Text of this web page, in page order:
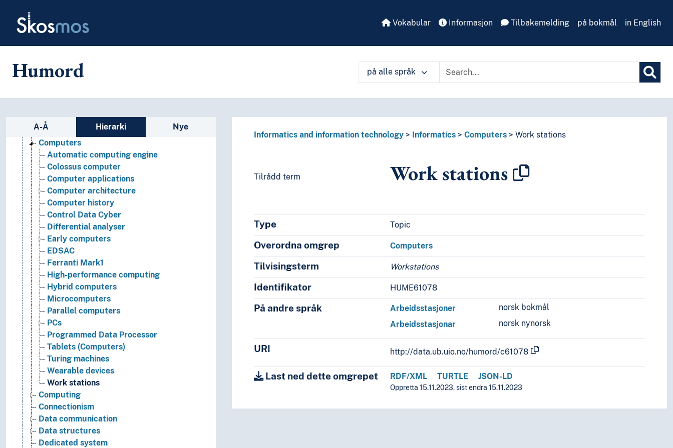
Skosmos Vokabular Informasjon Tilbakemelding på bokmål in English
Humord på alle språk
Sidefelt: navigér i vokabularet
A-Å Hierarki Nye
Bioinformatics
Community informatics
Computers
Automatic computing engine
Colossus computer
Computer applications
Computer architecture
Computer history
Control Data Cyber
Differential analyser
Early computers
EDSAC
Ferranti Mark1
High-performance computing
Hybrid computers
Microcomputers
Parallel computers
PCs
Programmed Data Processor
Tablets (Computers)
Turing machines
Wearable devices
Work stations
Computing
Connectionism
Data communication
Data structures
Dedicated system
Informatics and information technology Informatics Computers Work stations
Tilrådd term Work stations
Type Topic
Overordna omgrep Computers
Tilvisingsterm Workstations
Identifikator HUME61078
På andre språk norsk bokmål
Arbeidsstasjoner
norsk nynorsk
Arbeidsstasjonar
URI http://data.ub.uio.no/humord/c61078
Last ned dette omgrepet RDF/XML TURTLE JSON-LD
Oppretta 15.11.2023, sist endra 15.11.2023